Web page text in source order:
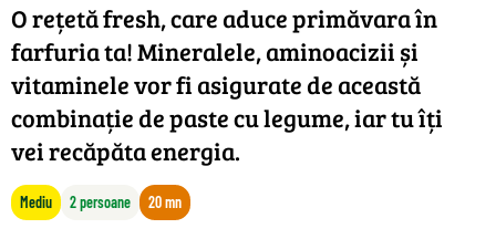
O rețetă fresh, care aduce primăvara în
farfuria ta! Mineralele, aminoacizii și
vitaminele vor fi asigurate de această
combinație de paste cu legume, iar tu îți
vei recăpăta energia.
Mediu 2 persoane 20 mn